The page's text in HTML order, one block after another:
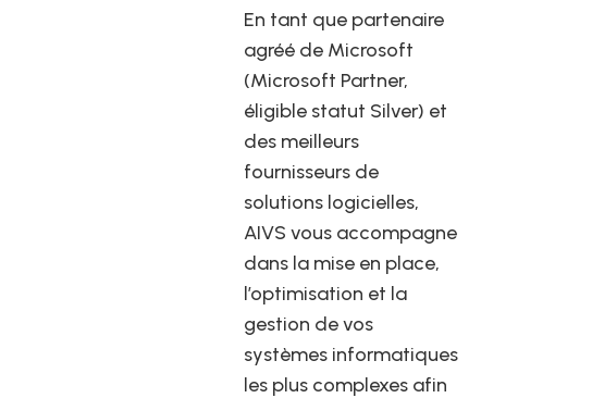
En tant que partenaire
agréé de Microsoft
(Microsoft Partner,
éligible statut Silver) et
des meilleurs
fournisseurs de
solutions logicielles,
AIVS vous accompagne
dans la mise en place,
l’optimisation et la
gestion de vos
systèmes informatiques
les plus complexes afin